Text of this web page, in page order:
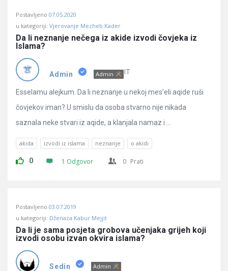
Postavljeno 07.05.2020
u kategoriji: Vjerovanje Mezheb Kader
Da li neznanje nečega iz akide izvodi čovjeka iz
Islama?
Admin Admin IT
Esselamu alejkum. Da li neznanje u nekoj mes’eli aqide ruši
čovjekov iman? U smislu da osoba stvarno nije nikada
saznala neke stvari iz aqide, a klanjala namaz i ...
akida izvodi iz islama neznanje o akidi
0 1 Odgovor 0 Prati
Postavljeno 03.07.2019
u kategoriji: Dženaza Kabur Mejjit
Da li je sama posjeta grobova učenjaka grijeh koji
izvodi osobu izvan okvira islama?
Sedin Admin